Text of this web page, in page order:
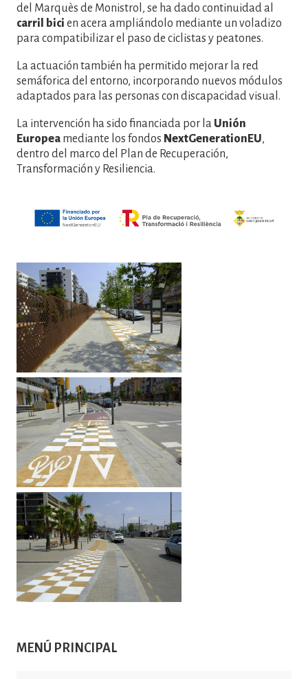
MENÚ PRINCIPAL
del Marquès de Monistrol, se ha dado continuidad al
carril bici en acera ampliándolo mediante un voladizo
para compatibilizar el paso de ciclistas y peatones.
La actuación también ha permitido mejorar la red
semáforica del entorno, incorporando nuevos módulos
adaptados para las personas con discapacidad visual.
La intervención ha sido financiada por la Unión
Europea mediante los fondos NextGenerationEU,
dentro del marco del Plan de Recuperación,
Transformación y Resiliencia.
Imatge
Imatge
Imatge